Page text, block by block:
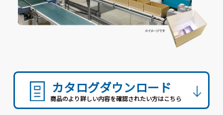
カタログダウンロード
商品のより詳しい内容を確認されたい方はこちら